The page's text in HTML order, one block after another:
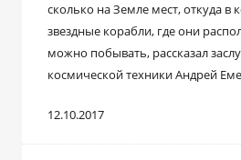
сколько на Земле мест, откуда в
звездные корабли, где они
можно побывать, рассказал
космической техники Андрей
12.10.2017